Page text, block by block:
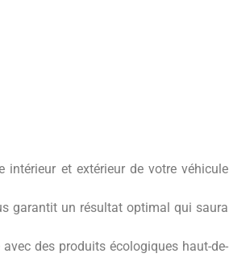
intérieur et extérieur de votre véhicule
garantit un résultat optimal qui saura
des produits écologiques haut-de-